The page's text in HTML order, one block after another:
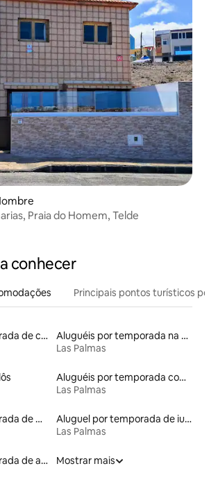
Praia do Homem, Telde
conhecer
Principais pontos turísticos
Aluguel por temporada de casas na terra
Aluguéis por temporada na orla
Las Palmas
Aluguéis por temporada com sauna
Las Palmas
Aluguel por temporada de microcasas
Aluguel por temporada de iurtas
Las Palmas
Aluguel por temporada de apart-hotéis
Mostrar mais